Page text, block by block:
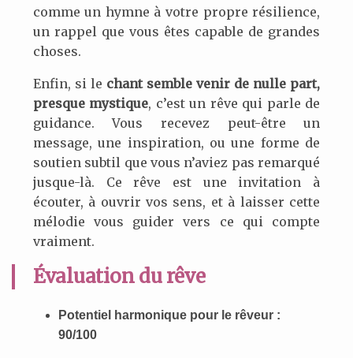
comme un hymne à votre propre résilience,
un rappel que vous êtes capable de grandes
choses.
Enfin, si le chant semble venir de nulle part,
presque mystique, c’est un rêve qui parle de
guidance. Vous recevez peut-être un
message, une inspiration, ou une forme de
soutien subtil que vous n’aviez pas remarqué
jusque-là. Ce rêve est une invitation à
écouter, à ouvrir vos sens, et à laisser cette
mélodie vous guider vers ce qui compte
vraiment.
Évaluation du rêve
Potentiel harmonique pour le rêveur :
90/100